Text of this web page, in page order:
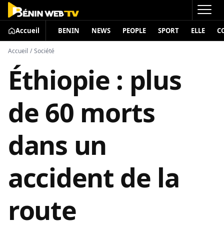
Accueil BENIN NEWS PEOPLE SPORT ELLE
Accueil / Société
Éthiopie : plus
de 60 morts
dans un
accident de la
route